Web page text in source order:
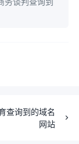
查询到的域名
网站